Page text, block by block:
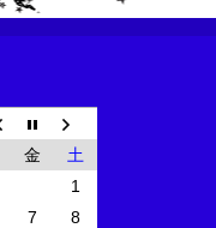
金
土
1
7
8